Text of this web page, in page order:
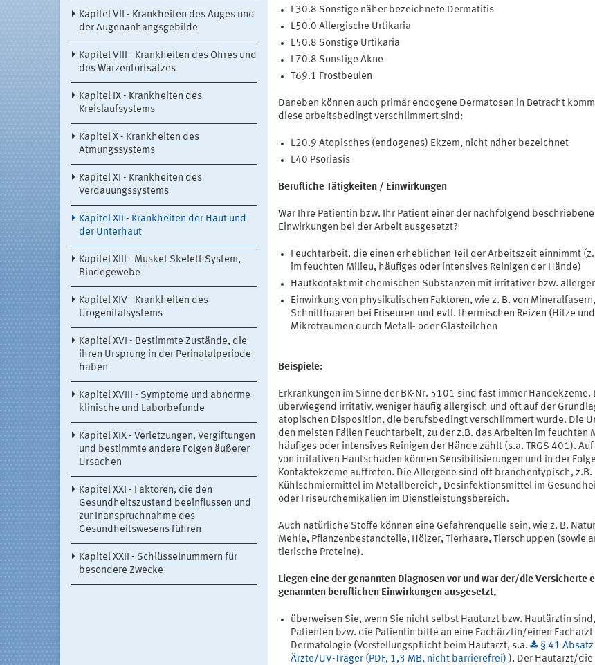
Kapitel VII - Krankheiten des Auges und
der Augenanhangsgebilde
Kapitel VIII - Krankheiten des Ohres und
des Warzenfortsatzes
Kapitel IX - Krankheiten des
Kreislaufsystems
Kapitel X - Krankheiten des
Atmungssystems
Kapitel XI - Krankheiten des
Verdauungssystems
Kapitel XII - Krankheiten der Haut und
der Unterhaut
Kapitel XIII - Muskel-Skelett-System,
Bindegewebe
Kapitel XIV - Krankheiten des
Urogenitalsystems
Kapitel XVI - Bestimmte Zustände, die
ihren Ursprung in der Perinatalperiode
haben
Kapitel XVIII - Symptome und abnorme
klinische und Laborbefunde
Kapitel XIX - Verletzungen, Vergiftungen
und bestimmte andere Folgen äußerer
Ursachen
Kapitel XXI - Faktoren, die den
Gesundheitszustand beeinflussen und
zur Inanspruchnahme des
Gesundheitswesens führen
Kapitel XXII - Schlüsselnummern für
besondere Zwecke
L30.8 Sonstige näher bezeichnete Dermatitis
L50.0 Allergische Urtikaria
L50.8 Sonstige Urtikaria
L70.8 Sonstige Akne
T69.1 Frostbeulen
Daneben können auch primär endogene Dermatosen in Betracht
diese arbeitsbedingt verschlimmert sind:
L20.9 Atopisches (endogenes) Ekzem, nicht näher bezeichnet
L40 Psoriasis
Berufliche Tätigkeiten / Einwirkungen
War Ihre Patientin bzw. Ihr Patient einer der nachfolgend
Einwirkungen bei der Arbeit ausgesetzt?
Feuchtarbeit, die einen erheblichen Teil der Arbeitszeit einnimmt
im feuchten Milieu, häufiges oder intensives Reinigen der Hände)
Hautkontakt mit chemischen Substanzen mit irritativer bzw.
Einwirkung von physikalischen Faktoren, wie z. B. von Mineralfasern,
Schnitthaaren bei Friseuren und evtl. thermischen Reizen (Hitze
Mikrotraumen durch Metall- oder Glasteilchen
Beispiele:
Erkrankungen im Sinne der BK-Nr. 5101 sind fast immer Handekzeme.
überwiegend irritativ, weniger häufig allergisch und oft auf der
atopischen Disposition, die berufsbedingt verschlimmert wurde. Die
den meisten Fällen Feuchtarbeit, zu der z.B. das Arbeiten im feuchten
häufiges oder intensives Reinigen der Hände zählt (s.a. TRGS 401).
von irritativen Hautschäden können Sensibilisierungen und in der
Kontaktekzeme auftreten. Die Allergene sind oft branchentypisch, z.B.
Kühlschmiermittel im Metallbereich, Desinfektionsmittel im
oder Friseurchemikalien im Dienstleistungsbereich.
Auch natürliche Stoffe können eine Gefahrenquelle sein, wie z. B.
Mehle, Pflanzenbestandteile, Hölzer, Tierhaare, Tierschuppen (sowie
tierische Proteine).
Liegen eine der genannten Diagnosen vor und war der/die Versicherte
genannten beruflichen Einwirkungen ausgesetzt,
überweisen Sie, wenn Sie nicht selbst Hautarzt bzw. Hautärztin
Patienten bzw. die Patientin bitte an eine Fachärztin/einen Facharzt
Dermatologie (Vorstellungspflicht beim Hautarzt, s.a.
§ 41
Ärzte/UV-Träger (PDF, 1,3 MB, nicht barrierefrei) ). Der Hautarzt/die